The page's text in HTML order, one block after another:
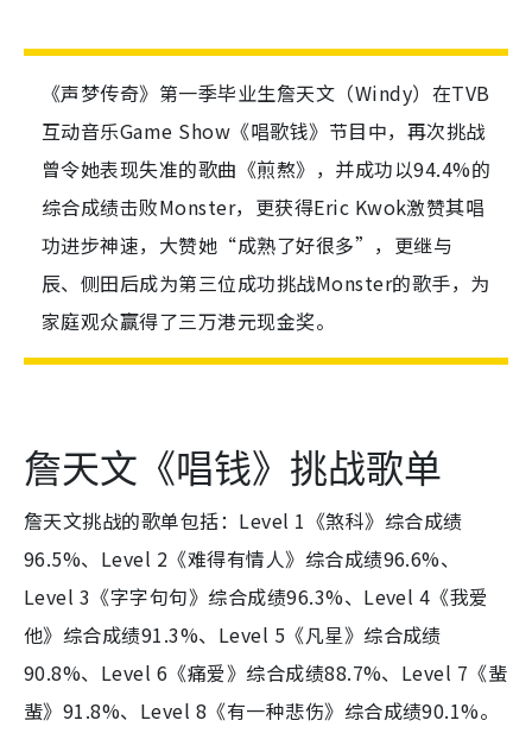
《声梦传奇》第一季毕业生詹天文（Windy）在TVB
互动音乐Game Show《唱歌钱》节目中，再次挑战
曾令她表现失准的歌曲《煎熬》，并成功以94.4%的
综合成绩击败Monster，更获得Eric Kwok激赞其唱
功进步神速，大赞她“成熟了好很多”，更继与
辰、侧田后成为第三位成功挑战Monster的歌手，为
家庭观众赢得了三万港元现金奖。
詹天文《唱钱》挑战歌单
詹天文挑战的歌单包括：Level 1《煞科》综合成绩
96.5%、Level 2《难得有情人》综合成绩96.6%、
Level 3《字字句句》综合成绩96.3%、Level 4《我爱
他》综合成绩91.3%、Level 5《凡星》综合成绩
90.8%、Level 6《痛爱》综合成绩88.7%、Level 7《蜚
蜚》91.8%、Level 8《有一种悲伤》综合成绩90.1%。